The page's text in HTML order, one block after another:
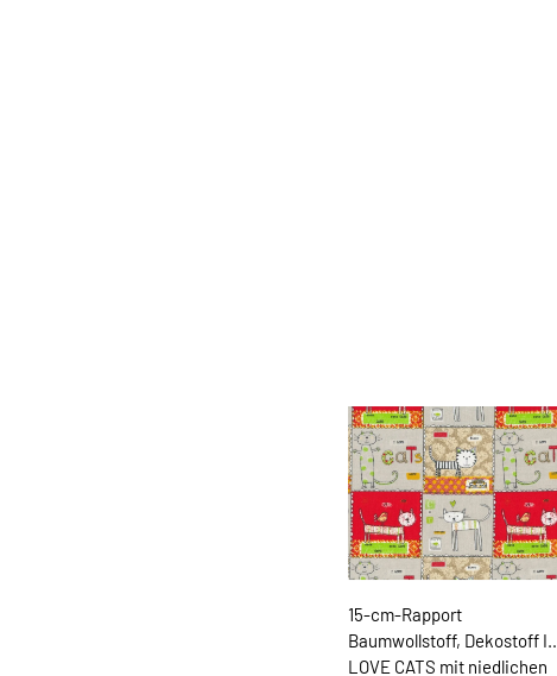
15-cm-Rapport
Baumwollstoff, Dekostoff I
LOVE CATS mit niedlichen